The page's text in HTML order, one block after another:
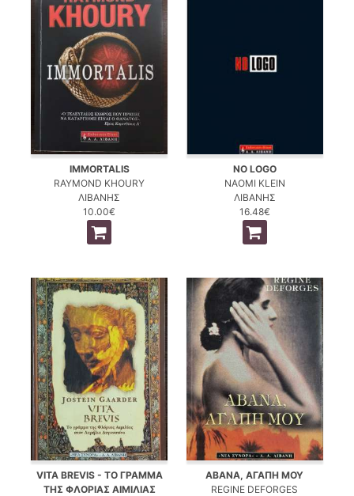
IMMORTALIS
RAYMOND KHOURY
ΛΙΒΑΝΗΣ
10.00€
NO LOGO
NAOMI KLEIN
ΛΙΒΑΝΗΣ
16.48€
VITA BREVIS - ΤΟ ΓΡΑΜΜΑ
ΤΗΣ ΦΛΟΡΙΑΣ ΑΙΜΙΛΙΑΣ
ΑΒΑΝΑ, ΑΓΑΠΗ ΜΟΥ
REGINE DEFORGES